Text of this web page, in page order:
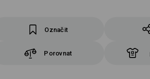
Označit
Porovnat